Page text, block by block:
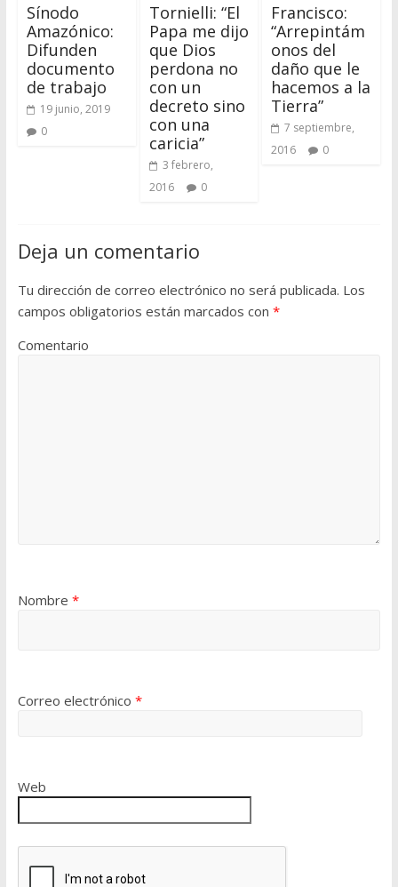
Sínodo
Amazónico:
Difunden
documento
de trabajo
19 junio, 2019
0
Tornielli: “El
Papa me dijo
que Dios
perdona no
con un
decreto sino
con una
caricia”
3 febrero,
2016
0
Francisco:
“Arrepintám
onos del
daño que le
hacemos a la
Tierra”
7 septiembre,
2016
0
Deja un comentario
Tu dirección de correo electrónico no será publicada. Los
campos obligatorios están marcados con *
Comentario
Nombre *
Correo electrónico *
Web